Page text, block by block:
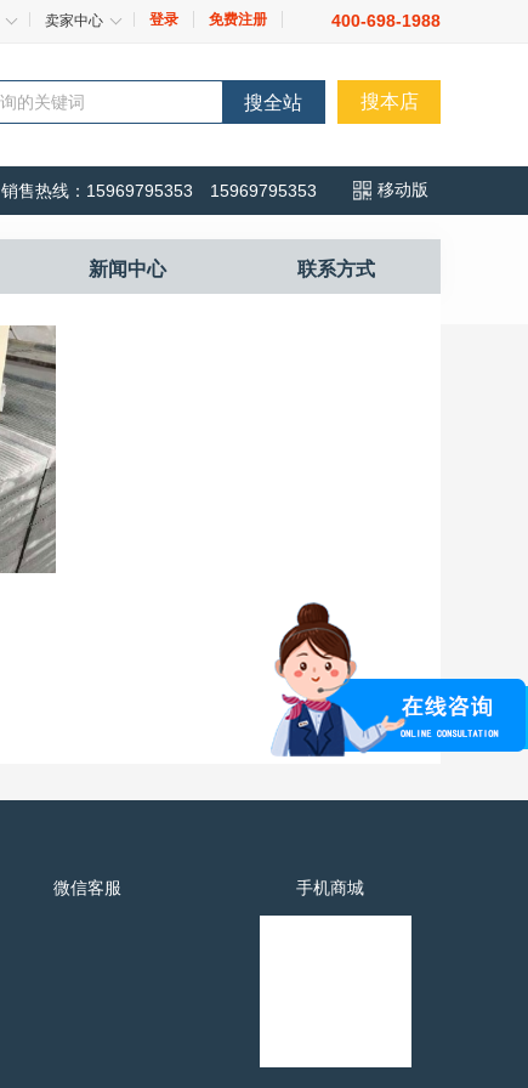
卖家中心 登录 免费注册 400-698-1988
搜全站 搜本店
销售热线：15969795353 15969795353 移动版
新闻中心 联系方式
微信客服 手机商城

电话咨询
咨询